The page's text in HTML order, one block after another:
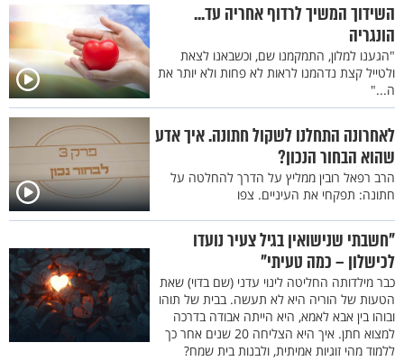
השידוך המשיך לרדוף אחריה עד...
הונגריה
"הגענו למלון, התמקמנו שם, וכשבאנו לצאת
ולטייל קצת נדהמנו לראות לא פחות ולא יותר את
ה..."
לאחרונה התחלנו לשקול חתונה. איך אדע
שהוא הבחור הנכון?
הרב רפאל רובין ממליץ על הדרך להחלטה על
חתונה: תפקחי את העיניים. צפו
"חשבתי שנישואין בגיל צעיר נועדו
לכישלון – כמה טעיתי"
כבר מילדותה החליטה לינוי עדני (שם בדוי) שאת
הטעות של הוריה היא לא תעשה. בבית של תוהו
ובוהו בין אבא לאמא, היא הייתה אבודה בדרכה
למצוא חתן. איך היא הצליחה 20 שנים אחר כך
ללמוד מהי זוגיות אמיתית, ולבנות בית שמח?